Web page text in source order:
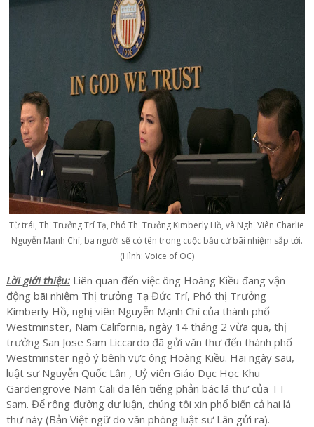
Từ trái, Thị Trưởng Trí Tạ, Phó Thị Trưởng Kimberly Hồ, và Nghị Viên Charlie
Nguyễn Mạnh Chí, ba người sẽ có tên trong cuộc bầu cử bãi nhiệm sắp tới.
(Hình: Voice of OC)
Lời giới thiệu:Liên quan đến việc ông Hoàng Kiều đang vận
động bãi nhiệm Thị trưởng Tạ Đức Trí, Phó thị Trưởng
Kimberly Hồ, nghị viên Nguyễn Mạnh Chí của thành phố
Westminster, Nam California, ngày 14 tháng 2 vừa qua, thị
trưởng San Jose Sam Liccardo đã gửi văn thư đến thành phố
Westminster ngỏ ý bênh vực ông Hoàng Kiều. Hai ngày sau,
luật sư Nguyễn Quốc Lân , Uỷ viên Giáo Dục Học Khu
Gardengrove Nam Cali đã lên tiếng phản bác lá thư của TT
Sam. Để rộng đường dư luận, chúng tôi xin phổ biến cả hai lá
thư này (Bản Việt ngữ do văn phòng luật sư Lân gửi ra).